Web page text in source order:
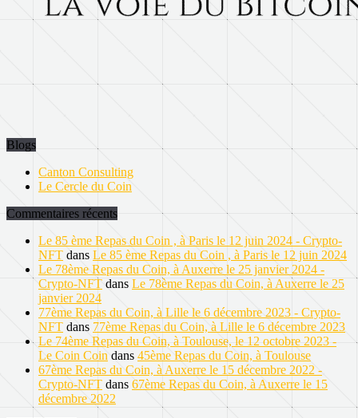
Blogs
Canton Consulting
Le Cercle du Coin
Commentaires récents
Le 85 ème Repas du Coin , à Paris le 12 juin 2024 - Crypto-
NFT dans Le 85 ème Repas du Coin , à Paris le 12 juin 2024
Le 78ème Repas du Coin, à Auxerre le 25 janvier 2024 -
Crypto-NFT dans Le 78ème Repas du Coin, à Auxerre le 25
janvier 2024
77ème Repas du Coin, à Lille le 6 décembre 2023 - Crypto-
NFT dans 77ème Repas du Coin, à Lille le 6 décembre 2023
Le 74ème Repas du Coin, à Toulouse, le 12 octobre 2023 -
Le Coin Coin dans 45ème Repas du Coin, à Toulouse
67ème Repas du Coin, à Auxerre le 15 décembre 2022 -
Crypto-NFT dans 67ème Repas du Coin, à Auxerre le 15
décembre 2022